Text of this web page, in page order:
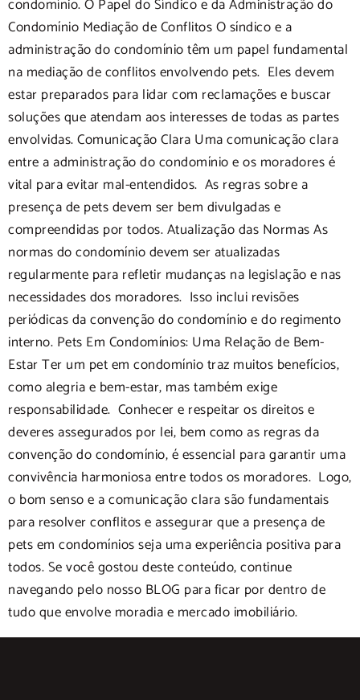
Condomínio Mediação de Conflitos O síndico e a
administração do condomínio têm um papel fundamental
na mediação de conflitos envolvendo pets. Eles devem
estar preparados para lidar com reclamações e buscar
soluções que atendam aos interesses de todas as partes
envolvidas. Comunicação Clara Uma comunicação clara
entre a administração do condomínio e os moradores é
vital para evitar mal-entendidos. As regras sobre a
presença de pets devem ser bem divulgadas e
compreendidas por todos. Atualização das Normas As
normas do condomínio devem ser atualizadas
regularmente para refletir mudanças na legislação e nas
necessidades dos moradores. Isso inclui revisões
periódicas da convenção do condomínio e do regimento
interno. Pets Em Condomínios: Uma Relação de Bem-
Estar Ter um pet em condomínio traz muitos benefícios,
como alegria e bem-estar, mas também exige
responsabilidade. Conhecer e respeitar os direitos e
deveres assegurados por lei, bem como as regras da
convenção do condomínio, é essencial para garantir uma
convivência harmoniosa entre todos os moradores. Logo,
o bom senso e a comunicação clara são fundamentais
para resolver conflitos e assegurar que a presença de
pets em condomínios seja uma experiência positiva para
todos. Se você gostou deste conteúdo, continue
navegando pelo nosso BLOG para ficar por dentro de
tudo que envolve moradia e mercado imobiliário.